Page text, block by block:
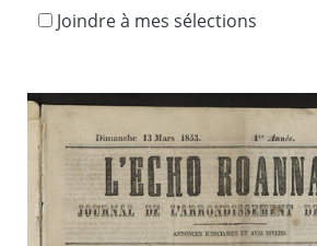
Joindre à mes sélections